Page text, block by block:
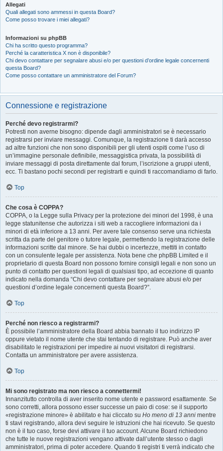
Allegati
Quali allegati sono ammessi in questa Board?
Come posso trovare i miei allegati?
Informazioni su phpBB
Chi ha scritto questo programma?
Perché la caratteristica X non è disponibile?
Chi devo contattare per segnalare abusi e/o per questioni d’ordine legale concernenti
questa Board?
Come posso contattare un amministratore del Forum?
Connessione e registrazione
Perché devo registrarmi?
Potresti non averne bisogno: dipende dagli amministratori se è necessario
registrarsi per inviare messaggi. Comunque, la registrazione ti darà accesso
ad altre funzioni che non sono disponibili per gli utenti ospiti come l’uso di
un’immagine personale definibile, messaggistica privata, la possibilità di
inviare messaggi di posta direttamente dal forum, l’iscrizione a gruppi utenti,
ecc. Ti bastano pochi secondi per registrarti e quindi ti raccomandiamo di farlo.
Top
Che cosa è COPPA?
COPPA, o la Legge sulla Privacy per la protezione dei minori del 1998, è una
legge statunitense che autorizza i siti web a raccogliere informazioni da i
minori di età inferiore a 13 anni. Per avere tale consenso serve una richiesta
scritta da parte del genitore o tutore legale, permettendo la registrazione delle
informazioni scritte dal minore. Se hai dubbi o incertezze, mettiti in contatto
con un consulente legale per assistenza. Nota bene che phpBB Limited e il
proprietario di questa Board non possono fornire consigli legali e non sono un
punto di contatto per questioni legali di qualsiasi tipo, ad eccezione di quanto
indicato nella domanda “Chi devo contattare per segnalare abusi e/o per
questioni d’ordine legale concernenti questa Board?”.
Top
Perché non riesco a registrarmi?
È possibile l’amministratore della Board abbia bannato il tuo indirizzo IP
oppure vietato il nome utente che stai tentando di registrare. Può anche aver
disabilitato le registrazioni per impedire ai nuovi visitatori di registrarsi.
Contatta un amministratore per avere assistenza.
Top
Mi sono registrato ma non riesco a connettermi!
Innanzitutto controlla di aver inserito nome utente e password esattamente. Se
sono corretti, allora possono esser successe un paio di cose: se il supporto
«registrazione minore» è abilitato e hai cliccato su Ho meno di 13 anni mentre
ti stavi registrando, allora devi seguire le istruzioni che hai ricevuto. Se questo
non è il tuo caso, forse devi attivare il tuo account. Alcune Board richiedono
che tutte le nuove registrazioni vengano attivate dall’utente stesso o dagli
amministratori, prima di poter accedere. Quando ti registri ti verrà indicato che